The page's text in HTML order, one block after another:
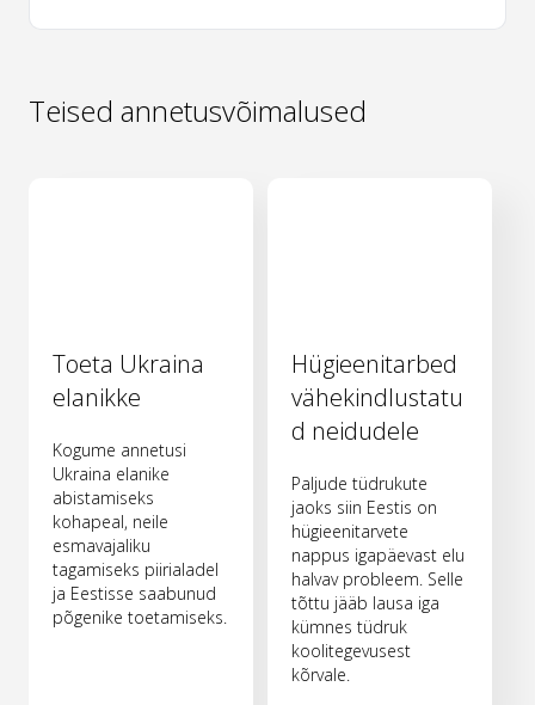
Teised annetusvõimalused
Toeta Ukraina
elanikke
Kogume annetusi
Ukraina elanike
abistamiseks
kohapeal, neile
esmavajaliku
tagamiseks piirialadel
ja Eestisse saabunud
põgenike toetamiseks.
Hügieenitarbed
vähekindlustatu
d neidudele
Paljude tüdrukute
jaoks siin Eestis on
hügieenitarvete
nappus igapäevast elu
halvav probleem. Selle
tõttu jääb lausa iga
kümnes tüdruk
koolitegevusest
kõrvale.